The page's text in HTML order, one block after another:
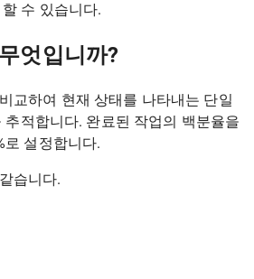
수 있습니다.
엇입니까?
교하여 현재 상태를 나타내는 단일
적합니다. 완료된 작업의 백분율을
로 설정합니다.
습니다.